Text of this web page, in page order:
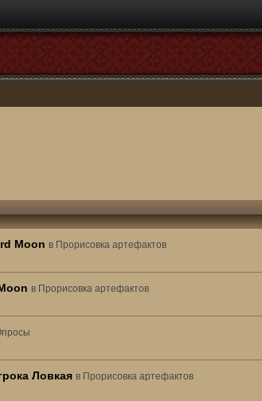
Moon в Прорисовка артефактов
в Прорисовка артефактов
Ловкая в Прорисовка артефактов